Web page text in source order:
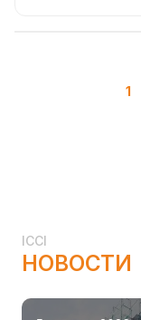
1
ICCI
НОВОСТИ